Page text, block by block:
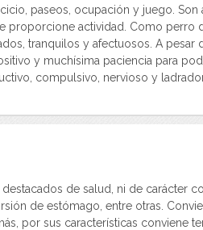
paseos, ocupación y juego.
actividad. Como perro
tranquilos y afectuosos. A
y muchísima paciencia para
compulsivo, nervioso y
de salud, ni de carácter
de estómago, entre otras.
por sus características conviene